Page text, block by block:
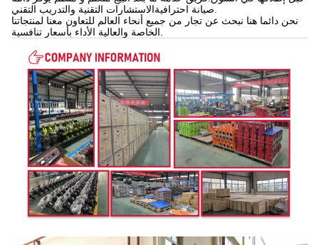
نحن دائما هنا نبحث عن تجار من جميع أنحاء العالم للتعاون معنا لمنتجاتنا